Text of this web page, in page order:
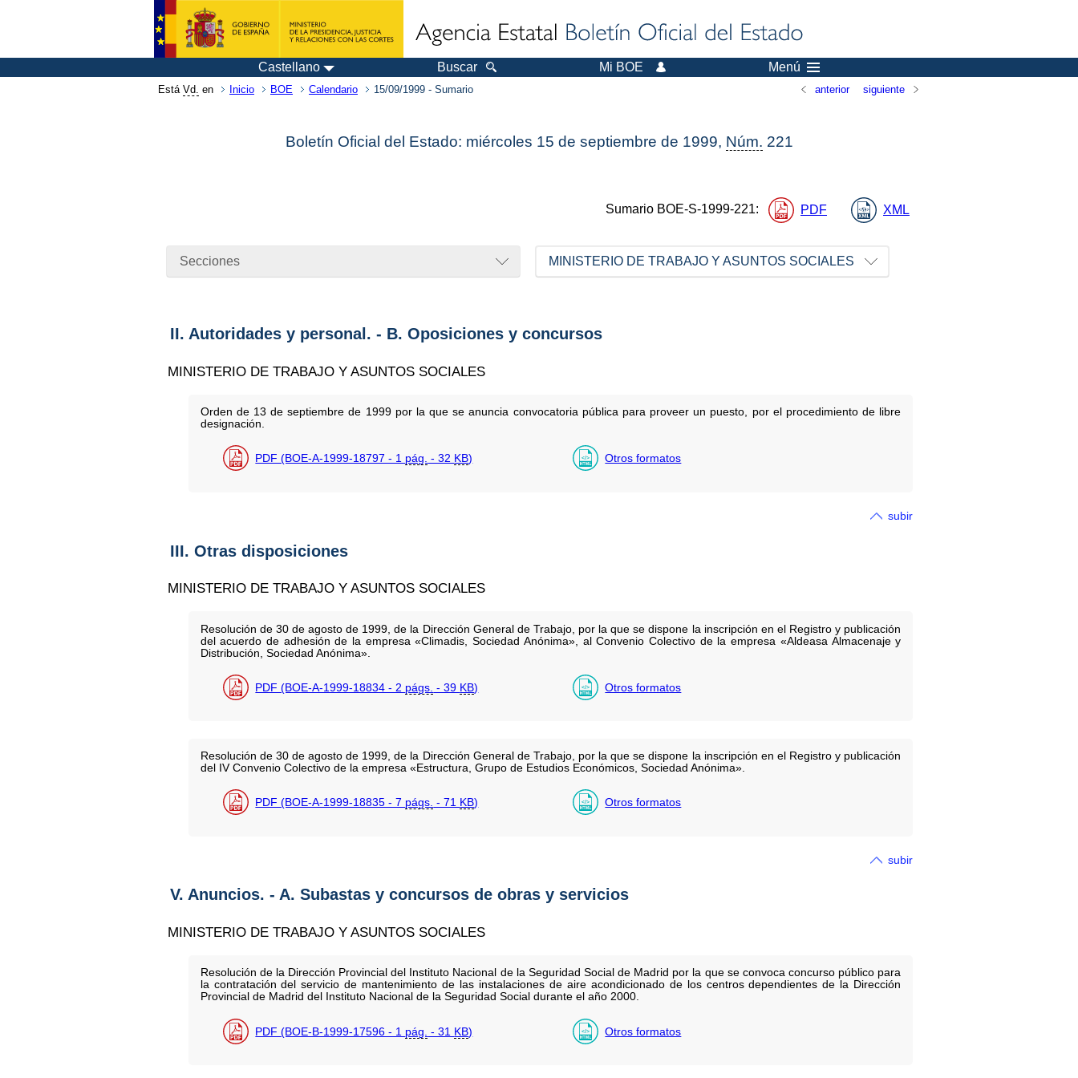
Castellano Buscar Mi BOE Menú
Está Vd. en Inicio BOE Calendario 15/09/1999 - Sumario anterior siguiente
Boletín Oficial del Estado: miércoles 15 de septiembre de 1999, Núm. 221
Sumario BOE-S-1999-221: PDF XML
Secciones MINISTERIO DE TRABAJO Y ASUNTOS SOCIALES
II. Autoridades y personal. - B. Oposiciones y concursos
MINISTERIO DE TRABAJO Y ASUNTOS SOCIALES
Orden de 13 de septiembre de 1999 por la que se anuncia convocatoria pública para proveer un puesto, por el procedimiento de libre
designación.
PDF (BOE-A-1999-18797 - 1 pág. - 32 KB) Otros formatos
subir
III. Otras disposiciones
MINISTERIO DE TRABAJO Y ASUNTOS SOCIALES
Resolución de 30 de agosto de 1999, de la Dirección General de Trabajo, por la que se dispone la inscripción en el Registro y publicación
del acuerdo de adhesión de la empresa «Climadis, Sociedad Anónima», al Convenio Colectivo de la empresa «Aldeasa Almacenaje y
Distribución, Sociedad Anónima».
PDF (BOE-A-1999-18834 - 2 págs. - 39 KB) Otros formatos
Resolución de 30 de agosto de 1999, de la Dirección General de Trabajo, por la que se dispone la inscripción en el Registro y publicación
del IV Convenio Colectivo de la empresa «Estructura, Grupo de Estudios Económicos, Sociedad Anónima».
PDF (BOE-A-1999-18835 - 7 págs. - 71 KB) Otros formatos
subir
V. Anuncios. - A. Subastas y concursos de obras y servicios
MINISTERIO DE TRABAJO Y ASUNTOS SOCIALES
Resolución de la Dirección Provincial del Instituto Nacional de la Seguridad Social de Madrid por la que se convoca concurso público para
la contratación del servicio de mantenimiento de las instalaciones de aire acondicionado de los centros dependientes de la Dirección
Provincial de Madrid del Instituto Nacional de la Seguridad Social durante el año 2000.
PDF (BOE-B-1999-17596 - 1 pág. - 31 KB) Otros formatos